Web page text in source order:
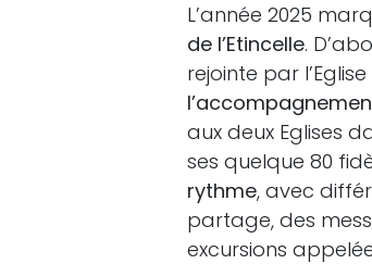
L’année 2025
de l’Etincelle.
rejointe par
aux deux Eglises
ses quelque 80
rythme, avec
partage, des
excursions